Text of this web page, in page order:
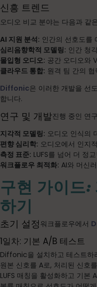
신흥 트렌드
오디오 비교 분야는 다음과 같
AI 지원 분석: 인간의 선호도를
심리음향학적 모델링: 인간 청
몰입형 오디오: 공간 오디오와
클라우드 통합: 원격 팀 간의
Diffonic은 이러한 개발을 선
합니다.
연구 및 개발진행 중인 연
지각적 모델링: 오디오 인식의
편향 심리학: 오디오에서 인지
측정 표준: LUFS를 넘어 더 정
워크플로우 최적화: AI와 머신
구현 가이드
하기
초기 설정 워크플로우에서
1일차: 기본 A/B 테스트
Diffonic을 설치하고 테스트하
원본 신호를 A로, 처리된 신호
LUFS 매칭을 활성화하고 기본